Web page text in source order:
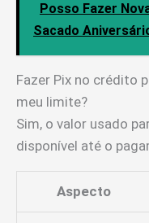
Posso Fazer
Sacado
Fazer Pix no crédito
meu limite?
Sim, o valor usado
disponível até o
Aspecto